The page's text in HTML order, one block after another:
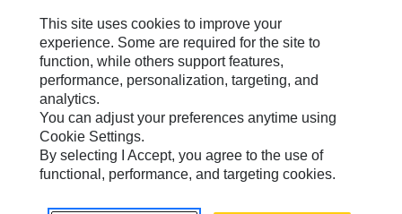
サイト･マップ
Cookie Settings
法的事項
プライバシー
This site uses cookies to improve your
experience. Some are required for the site to
function, while others support features,
performance, personalization, targeting, and
analytics.
You can adjust your preferences anytime using
Cookie Settings.
By selecting I Accept, you agree to the use of
functional, performance, and targeting cookies.